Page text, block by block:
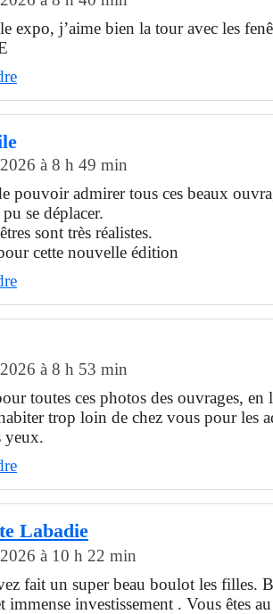
expo, j’aime bien la tour avec les
à 8 h 49 min
pouvoir admirer tous ces beaux
se déplacer.
sont très réalistes.
cette nouvelle édition
à 8 h 53 min
toutes ces photos des ouvrages, en
trop loin de chez vous pour les
yeux.
Labadie
à 10 h 22 min
fait un super beau boulot les filles.
immense investissement . Vous êtes